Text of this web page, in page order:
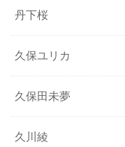
丹下桜
久保ユリカ
久保田未夢
久川綾